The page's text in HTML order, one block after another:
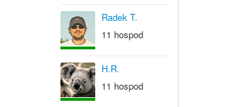
Radek T.
11 hospod
H.R.
11 hospod